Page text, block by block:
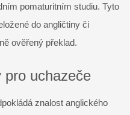
pomaturitním studiu. Tyto
do angličtiny či
ověřený překlad.
pro uchazeče
znalost anglického